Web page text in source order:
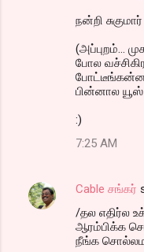
நன்றி சுகுமார்
(அப்புறம்...
போல
பின்னால
:)
7:25 AM
Cable சங்கர்
/தல எதிர்ல
ஆரம்பிக்க
நீங்க